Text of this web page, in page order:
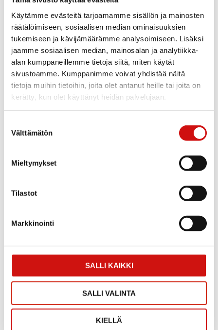
Käytämme evästeitä tarjoamamme sisällön ja mainosten
räätälöimiseen, sosiaalisen median ominaisuuksien
tukemiseen ja kävijämäärämme analysoimiseen. Lisäksi
jaamme sosiaalisen median, mainosalan ja analytiikka-
alan kumppaneillemme tietoja siitä, miten käytät
sivustoamme. Kumppanimme voivat yhdistää näitä
tietoja muihin tietoihin, joita olet antanut heille tai joita on
kerätty, kun olet käyttänyt heidän palvelujaan.
valinta
Välttämätön
Mieltymykset
Tilastot
Markkinointi
SALLI KAIKKI
SALLI VALINTA
KIELLÄ
Pitkä takuu varmistaa riskittömän investoinnin.
Rotatorin jälkipalvelut
Trukissa hankintahinnan lisäksi tärkeää on huollon
Rotator varmistaa sinun trukinkäyttösi huolettomuuden.
1954. Kattavalla huoltoverkostolla ja
mielenrauhaa trukkiasioissa ja sinä voit keskittä
Tarjoamme trukkikoulutuksia, teknistä tukea ja